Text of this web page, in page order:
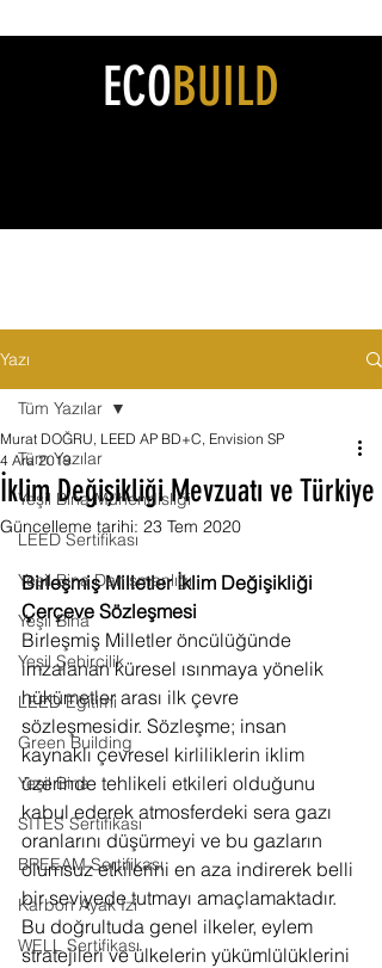
ECOBUILD
Yazı
Tüm Yazılar
Yeşil Bina Mühendisliği
LEED Sertifikası
Yeşil Bina Danışmanlığı
Yeşil Bina
Yeşil Şehircilik
LEED Eğitimi
Green Building
Yeşil Bina
SITES Sertifikası
BREEAM Sertifikası
Karbon Ayak İzi
WELL Sertifikası
Tüm Yazılar
İklim Değişikliği Mevzuatı ve Türkiye
Murat DOĞRU, LEED AP BD+C, Envision SP
4 Ara 2019
Güncelleme tarihi: 23 Tem 2020
Birleşmiş Milletler İklim Değişikliği
Çerçeve Sözleşmesi
Birleşmiş Milletler öncülüğünde
imzalanan küresel ısınmaya yönelik
hükümetler arası ilk çevre
sözleşmesidir. Sözleşme; insan
kaynaklı çevresel kirliliklerin iklim
üzerinde tehlikeli etkileri olduğunu
kabul ederek atmosferdeki sera gazı
oranlarını düşürmeyi ve bu gazların
olumsuz etkilerini en aza indirerek belli
bir seviyede tutmayı amaçlamaktadır.
Bu doğrultuda genel ilkeler, eylem
stratejileri ve ülkelerin yükümlülüklerini